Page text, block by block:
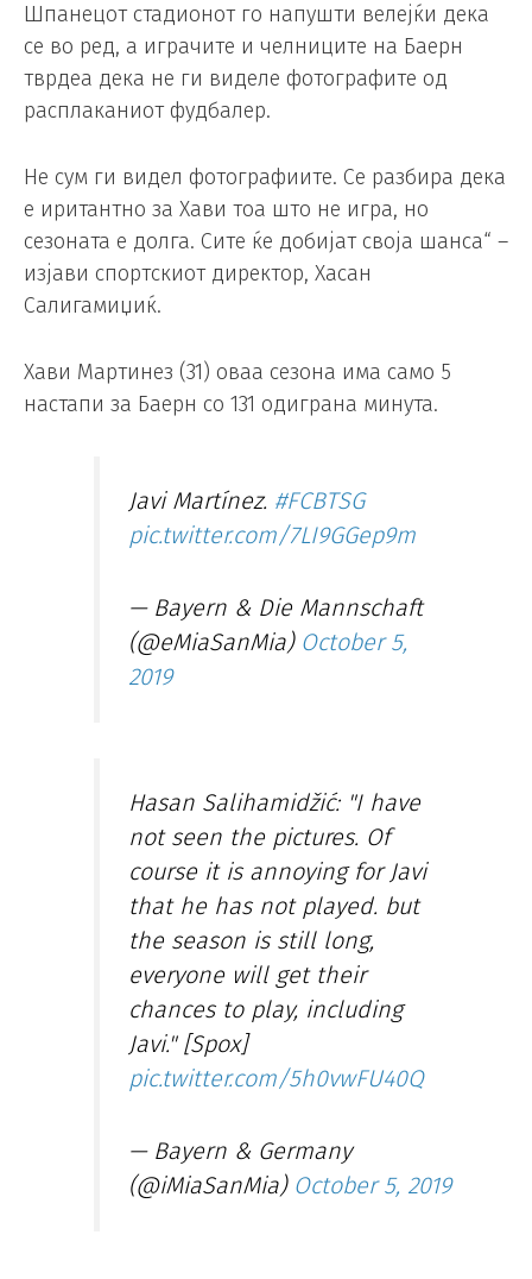
Шпанецот стадионот го напушти велејќи дека
се во ред, а играчите и челниците на Баерн
тврдеа дека не ги виделе фотографите од
расплаканиот фудбалер.
Не сум ги видел фотографиите. Се разбира дека
е иритантно за Хави тоа што не игра, но
сезоната е долга. Сите ќе добијат своја шанса“ –
изјави спортскиот директор, Хасан
Салигамиџиќ.
Хави Мартинез (31) оваа сезона има само 5
настапи за Баерн со 131 одиграна минута.
Javi Martínez. #FCBTSG
pic.twitter.com/7LI9GGep9m
— Bayern & Die Mannschaft
(@eMiaSanMia) October 5,
2019
Hasan Salihamidžić: "I have
not seen the pictures. Of
course it is annoying for Javi
that he has not played. but
the season is still long,
everyone will get their
chances to play, including
Javi." [Spox]
pic.twitter.com/5h0vwFU40Q
— Bayern & Germany
(@iMiaSanMia) October 5, 2019